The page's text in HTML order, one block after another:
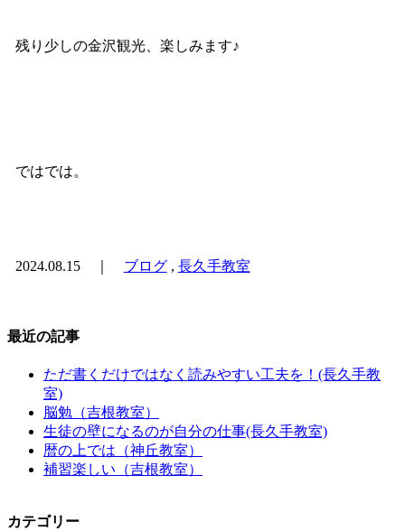
残り少しの金沢観光、楽しみます♪
ではでは。
2024.08.15 ｜ ブログ, 長久手教室
最近の記事
ただ書くだけではなく読みやすい工夫を！(長久手教
室)
脳勉（吉根教室）
生徒の壁になるのが自分の仕事(長久手教室)
暦の上では（神丘教室）
補習楽しい（吉根教室）
カテゴリー